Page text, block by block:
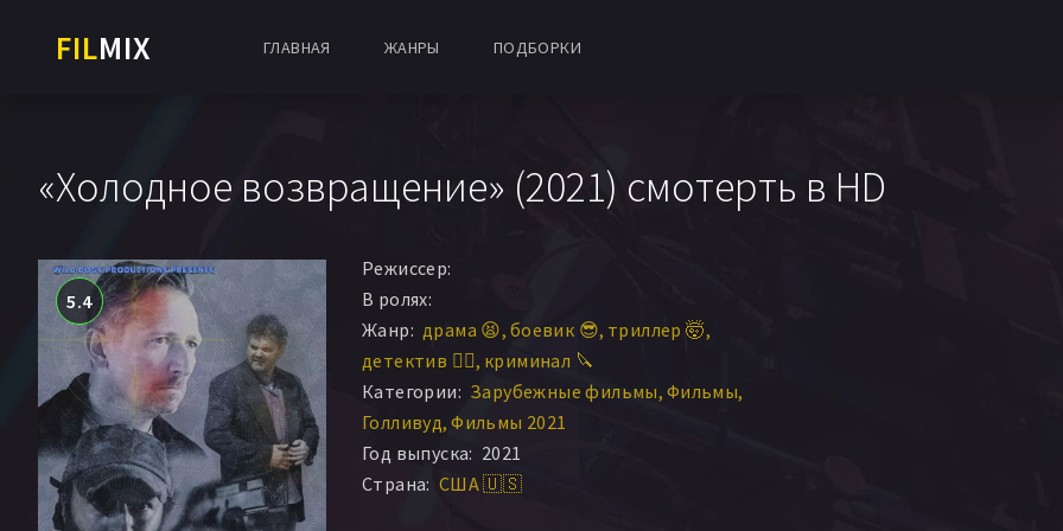
FILMIX ГЛАВНАЯ ЖАНРЫ ПОДБОРКИ
«Холодное возвращение» (2021) смотерть в HD
5.4
Режиссер:
В ролях:
Жанр: драма 😫 боевик 😎 триллер 🤯
детектив 🕵️‍♂️ криминал 🔪
Категории: Зарубежные фильмы Фильмы
Голливуд Фильмы 2021
Год выпуска: 2021
Страна: США 🇺🇸